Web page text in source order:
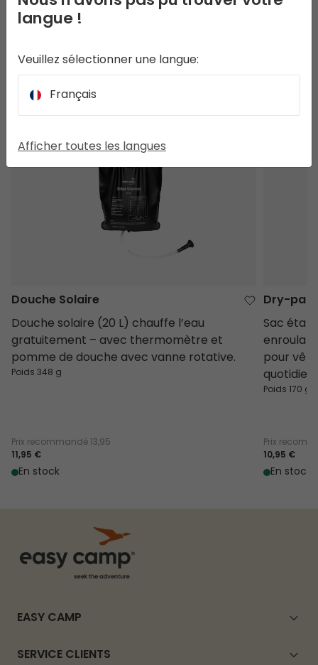
Douche Solaire
Douche Solaire
Douche solaire (20 L) chauffe l’eau
gratuitement – avec thermomètre et
pomme de douche avec vanne rotative.
Poids 348 g
Prix recommandé 13,95
11,95 €
En stock
Dry-
Dry-
Sac
pour
quotidien.
Poids 170 g
Prix
10,95 €
En stock
EASY CAMP
SERVICE CLIENTS
langue !
Veuillez sélectionner une langue:
Français
Afficher toutes les langues